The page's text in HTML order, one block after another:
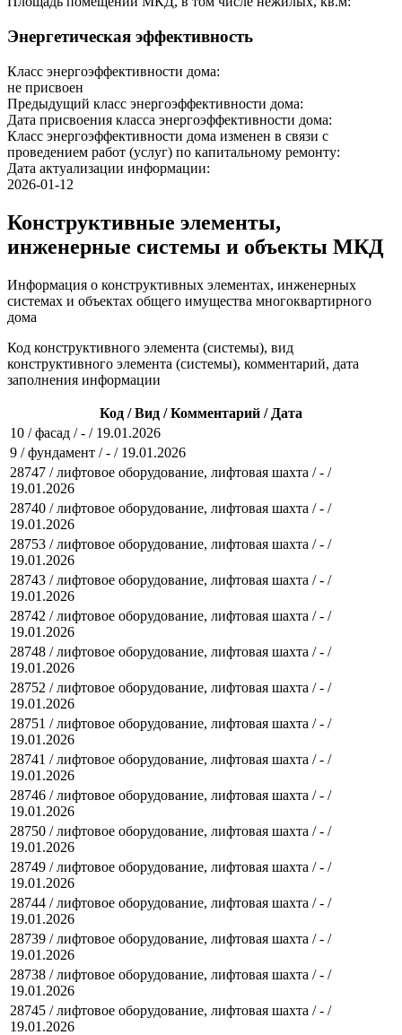
Энергетическая эффективность
Класс энергоэффективности дома:
не присвоен
Предыдущий класс энергоэффективности дома:
Дата присвоения класса энергоэффективности дома:
Класс энергоэффективности дома изменен в связи с
проведением работ (услуг) по капитальному ремонту:
Дата актуализации информации:
2026-01-12
Конструктивные элементы,
инженерные системы и объекты МКД
Информация о конструктивных элементах, инженерных
системах и объектах общего имущества многоквартирного
дома
Код конструктивного элемента (системы), вид
конструктивного элемента (системы), комментарий, дата
заполнения информации
Код / Вид / Комментарий / Дата
10 / фасад / - / 19.01.2026
9 / фундамент / - / 19.01.2026
28747 / лифтовое оборудование, лифтовая шахта / - /
19.01.2026
28740 / лифтовое оборудование, лифтовая шахта / - /
19.01.2026
28753 / лифтовое оборудование, лифтовая шахта / - /
19.01.2026
28743 / лифтовое оборудование, лифтовая шахта / - /
19.01.2026
28742 / лифтовое оборудование, лифтовая шахта / - /
19.01.2026
28748 / лифтовое оборудование, лифтовая шахта / - /
19.01.2026
28752 / лифтовое оборудование, лифтовая шахта / - /
19.01.2026
28751 / лифтовое оборудование, лифтовая шахта / - /
19.01.2026
28741 / лифтовое оборудование, лифтовая шахта / - /
19.01.2026
28746 / лифтовое оборудование, лифтовая шахта / - /
19.01.2026
28750 / лифтовое оборудование, лифтовая шахта / - /
19.01.2026
28749 / лифтовое оборудование, лифтовая шахта / - /
19.01.2026
28744 / лифтовое оборудование, лифтовая шахта / - /
19.01.2026
28739 / лифтовое оборудование, лифтовая шахта / - /
19.01.2026
28738 / лифтовое оборудование, лифтовая шахта / - /
19.01.2026
28745 / лифтовое оборудование, лифтовая шахта / - /
19.01.2026